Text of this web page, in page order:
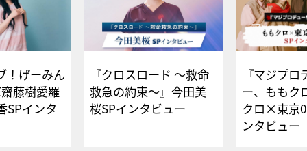
！げーみん
藤樹愛羅
SPインタ
『クロスロード ～救命
救急の約束～』今田美
桜SPインタビュー
『マジプロ
ー、ももク
クロ×東京
ンタビュー